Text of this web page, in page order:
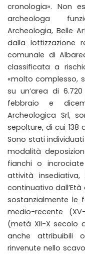
cronologia». Non
archeologa
Archeologia, Belle
dalla lottizzazione
comunale di
classificata a
«molto complesso,
su un’area di
febbraio e
Archeologica Srl,
sepolture, di cui 138
Sono stati
modalità
fianchi o
attività
continuativo dall’Età
sostanzialmente le
medio-recente
(metà XII-X secolo
anche attribuibili
rinvenute nello